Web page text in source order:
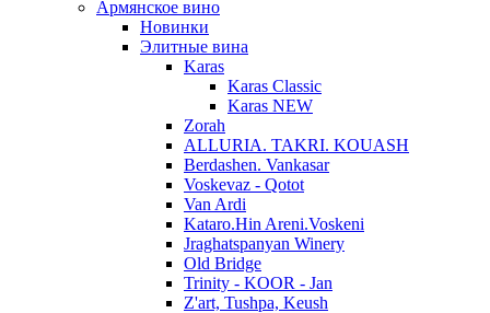
Армянское вино
Новинки
Элитные вина
Karas
Karas Classic
Karas NEW
Zorah
ALLURIA. TAKRI. KOUASH
Berdashen. Vankasar
Voskevaz - Qotot
Van Ardi
Kataro.Hin Areni.Voskeni
Jraghatspanyan Winery
Old Bridge
Trinity - KOOR - Jan
Z'art, Tushpa, Keush